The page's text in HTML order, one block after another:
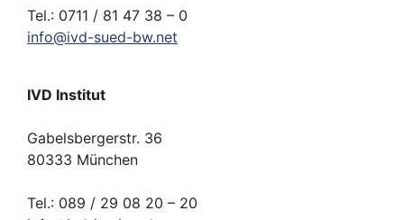
Tel.: 0711 / 81 47 38 – 0
info@ivd-sued-bw.net
IVD Institut
Gabelsbergerstr. 36
80333 München
Tel.: 089 / 29 08 20 – 20